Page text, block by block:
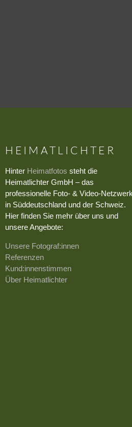
HEIMATLICHTER
Hinter Heimatfotos steht die
Heimatlichter GmbH – das
professionelle Foto- & Video-Netzwerk
in Süddeutschland und der Schweiz.
Hier finden Sie mehr über uns und
unsere Angebote:
Unsere Fotograf:innen
Referenzen
Kund:innenstimmen
Über Heimatlichter